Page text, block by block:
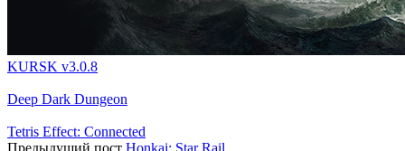
KURSK v3.0.8
Deep Dark Dungeon
Tetris Effect: Connected